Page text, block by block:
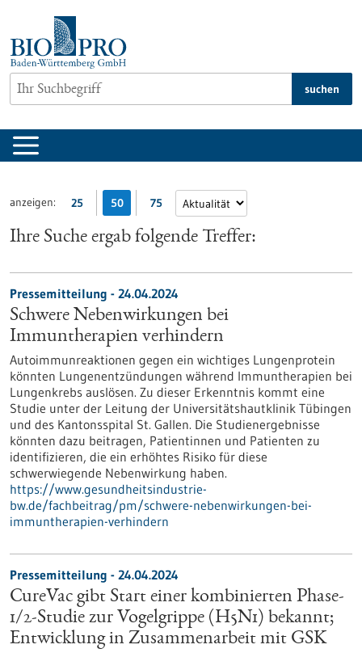
springen
suchen
anzeigen: 25 50 75
Ihre Suche ergab folgende Treffer:
Pressemitteilung - 24.04.2024
Schwere Nebenwirkungen bei
Immuntherapien verhindern
Autoimmunreaktionen gegen ein wichtiges Lungenprotein
könnten Lungenentzündungen während Immuntherapien bei
Lungenkrebs auslösen. Zu dieser Erkenntnis kommt eine
Studie unter der Leitung der Universitätshautklinik Tübingen
und des Kantonsspital St. Gallen. Die Studienergebnisse
könnten dazu beitragen, Patientinnen und Patienten zu
identifizieren, die ein erhöhtes Risiko für diese
schwerwiegende Nebenwirkung haben.
https://www.gesundheitsindustrie-
bw.de/fachbeitrag/pm/schwere-nebenwirkungen-bei-
immuntherapien-verhindern
Pressemitteilung - 24.04.2024
CureVac gibt Start einer kombinierten Phase-
1/2-Studie zur Vogelgrippe (H5N1) bekannt;
Entwicklung in Zusammenarbeit mit GSK